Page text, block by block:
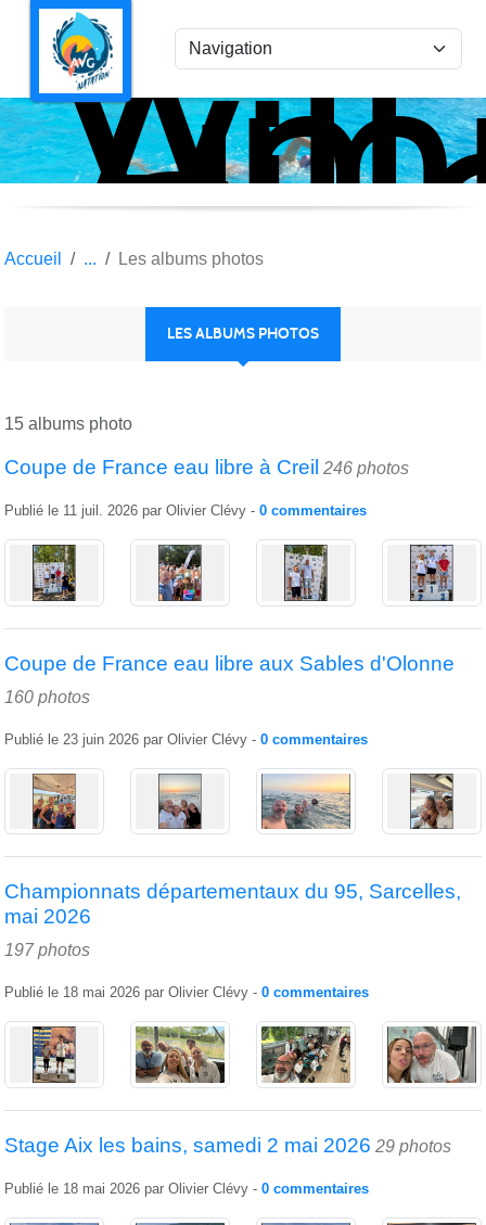
la
Accueil Les albums photos
LES ALBUMS PHOTOS
15 albums photo
Coupe de France eau libre à Creil 246 photos
Publié le 11 juil. 2026 par Olivier Clévy - 0 commentaires
Coupe de France eau libre aux Sables d'Olonne
160 photos
Publié le 23 juin 2026 par Olivier Clévy - 0 commentaires
Championnats départementaux du 95, Sarcelles,
mai 2026
197 photos
Publié le 18 mai 2026 par Olivier Clévy - 0 commentaires
Stage Aix les bains, samedi 2 mai 2026 29 photos
Publié le 18 mai 2026 par Olivier Clévy - 0 commentaires
Panneau de gestion des cookies